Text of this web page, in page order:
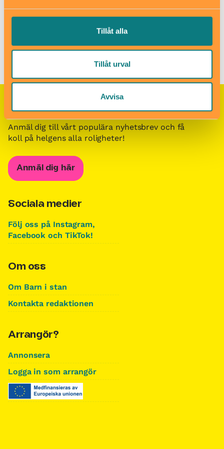
Tillåt alla
Tillåt urval
Avvisa
Barn i stans kalendarium för barn och familjer i Stockholm /
Nyhetsbrevet Helgkoll
Anmäl dig till vårt populära nyhetsbrev och få
koll på helgens alla roligheter!
Anmäl dig här
Sociala medier
Följ oss på Instagram,
Facebook och TikTok!
Om oss
Om Barn i stan
Kontakta redaktionen
Arrangör?
Annonsera
Logga in som arrangör